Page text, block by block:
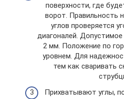
поверхности, где
ворот. Правильность
углов проверяется
диагоналей.
2 мм. Положение по
уровнем. Для
тем как сваривать
Прихватывают углы,